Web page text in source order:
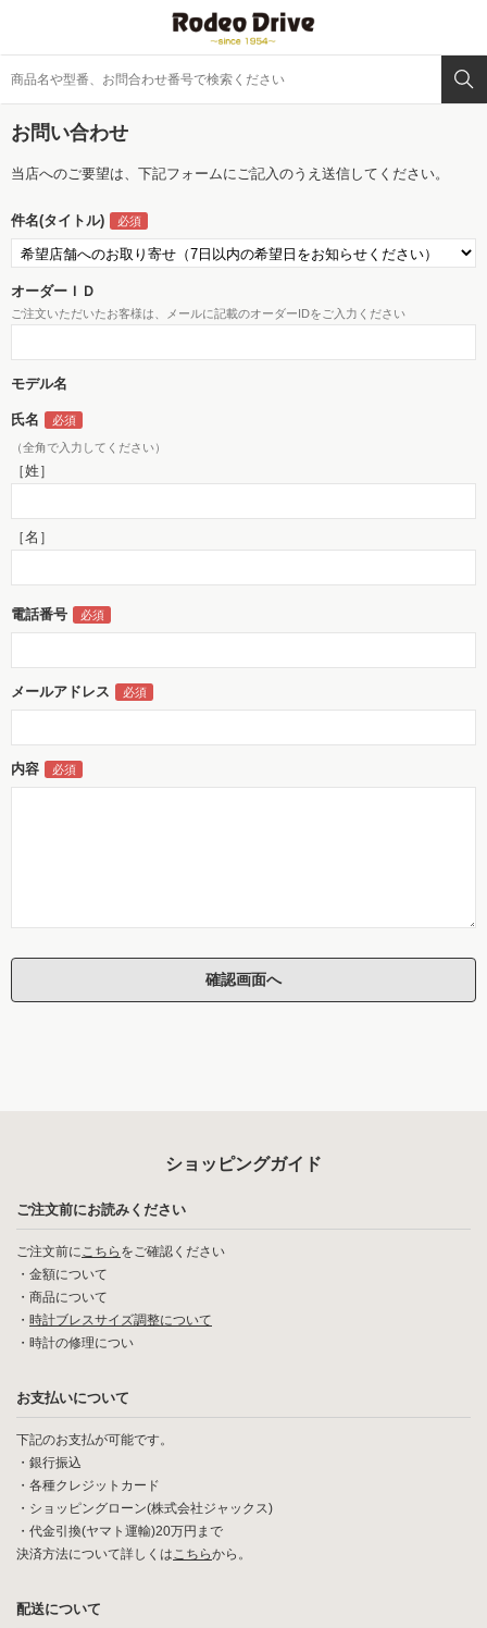
お問い合わせ
当店へのご要望は、下記フォームにご記入のうえ送信してください。
件名(タイトル)
オーダーＩＤ
ご注文いただいたお客様は、メールに記載のオーダーIDをご入力ください
モデル名
氏名
（全角で入力してください）
［姓］
［名］
電話番号
メールアドレス
内容
ショッピングガイド
ご注文前にお読みください
ご注文前にこちら をご確認ください
・ 金額について
・ 商品について
・ 時計ブレスサイズ調整について
・ 時計の修理につい
お支払いについて
下記のお支払が可能です。
・銀行振込
・各種クレジットカード
・ショッピングローン(株式会社ジャックス)
・代金引換(ヤマト運輸)20万円まで
決済方法について詳しくはこちらから。
配送について